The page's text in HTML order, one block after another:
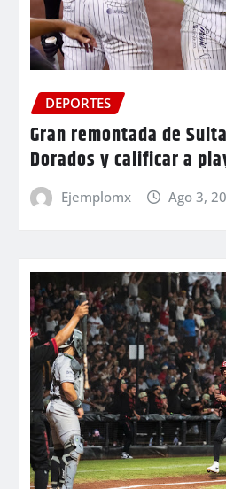
DEPORTES
Gran remontada de
Dorados y calificar a
Ejemplomx Ago 3,